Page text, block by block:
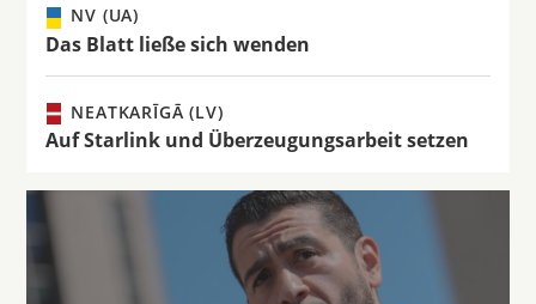
NV (UA)
Das Blatt ließe sich wenden
NEATKARĪGĀ (LV)
Auf Starlink und Überzeugungsarbeit setzen